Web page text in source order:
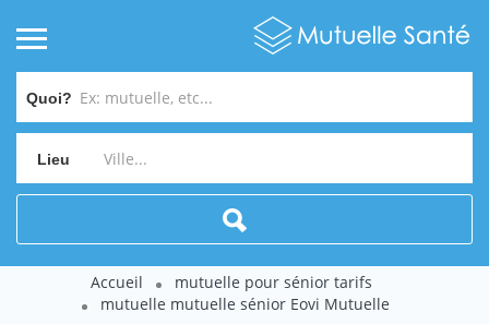
Quoi?
Lieu
Accueil
mutuelle pour sénior tarifs
mutuelle mutuelle sénior Eovi Mutuelle